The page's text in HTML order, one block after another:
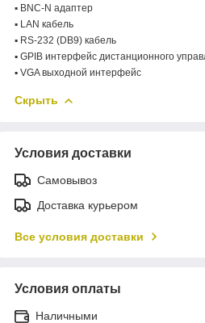
▪ BNC-N адаптер
▪ LAN кабель
▪ RS-232 (DB9) кабель
▪ GPIB интерфейс дистанционного
▪ VGA выходной интерфейс
Скрыть
Условия доставки
Самовывоз
Доставка курьером
Все условия доставки
Условия оплаты
Наличными